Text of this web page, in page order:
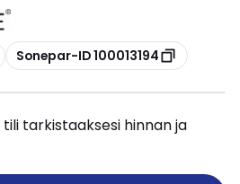
Kopioi
Sonepar-ID 100013194
tili tarkistaaksesi hinnan ja